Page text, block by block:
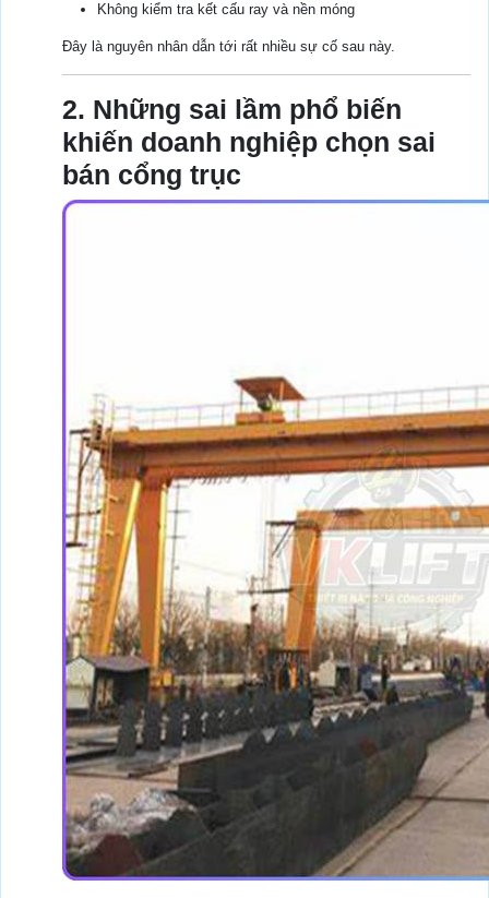
Không kiểm tra kết cấu ray và nền móng
Đây là nguyên nhân dẫn tới rất nhiều sự cố sau này.
2. Những sai lầm phổ biến
khiến doanh nghiệp chọn sai
bán cổng trục